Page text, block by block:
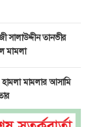
সালাউদ্দীন তানভীর
মামলা
হামলা মামলার আসামি